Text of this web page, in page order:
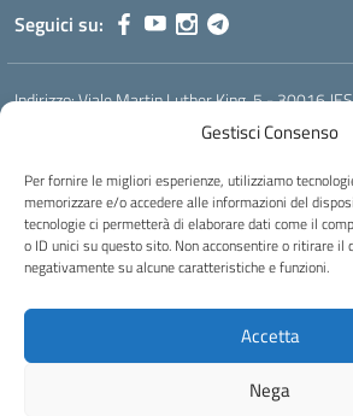
Gestisci Consenso
Per fornire le migliori esperienze, utilizziamo
memorizzare e/o accedere alle informazioni del
tecnologie ci permetterà di elaborare dati come il
o ID unici su questo sito. Non acconsentire o ritirare il
negativamente su alcune caratteristiche e funzioni.
Accetta
Nega
Seguici su:
Indirizzo:Viale Martin Luther King, 5 - 30016
Email:
Codice fiscale: 93023530277
Codice meccanografico:VERH020008
Codice Indice delle Pubbliche Amministrazioni
Codice unico di fatturazione (CUF): UFBI5A
Istituto professionale di Stato per
IPSEOA - ''Elena Cornaro"